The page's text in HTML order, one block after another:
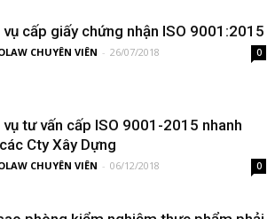
vụ cấp giấy chứng nhận ISO 9001:2015
CHUYÊN VIÊN - 26/07/2018 0
vụ tư vấn cấp ISO 9001-2015 nhanh
Cty Xây Dựng
CHUYÊN VIÊN - 06/12/2018 0